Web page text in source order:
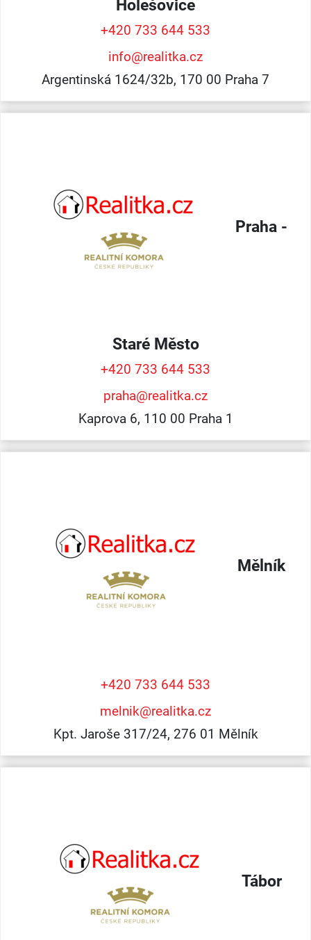
Holešovice
+420 733 644 533
info@realitka.cz
Argentinská 1624/32b, 170 00 Praha 7
Praha -
Staré Město
+420 733 644 533
praha@realitka.cz
Kaprova 6, 110 00 Praha 1
Mělník
+420 733 644 533
melnik@realitka.cz
Kpt. Jaroše 317/24, 276 01 Mělník
Tábor